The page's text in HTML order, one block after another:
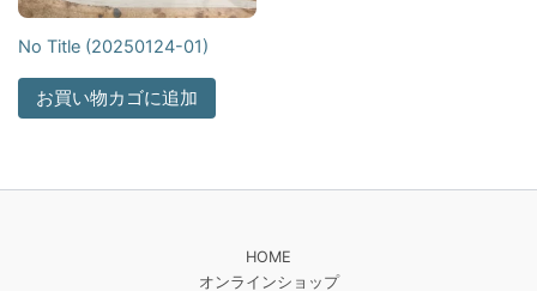
No Title (20250124-01)
お買い物カゴに追加
HOME
オンラインショップ